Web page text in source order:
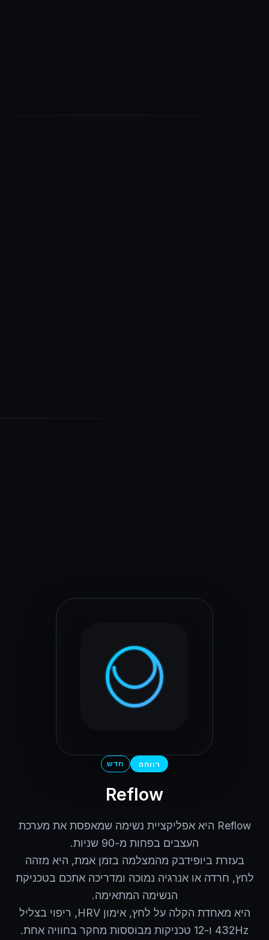
רווחה חדש
Reflow
Reflow היא אפליקציית נשימה שמאפסת את מערכת
בעזרת ביופידבק מהמצלמה בזמן אמת, היא מזהה
לחץ, חרדה או אנרגיה נמוכה ומדריכה אתכם בטכניקת
היא מאחדת הקלה על לחץ, אימון HRV, ריפוי בצליל
432Hz ו-12 טכניקות מבוססות מחקר בחוויה אחת.